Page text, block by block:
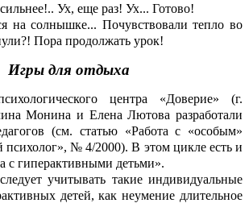
Ух, еще раз! Ух... Готово!
на солнышке... Почувствовали тепло во
Пора продолжать урок!
Игры для отдыха
центра «Доверие» (г.
Монина и Елена Лютова разработали
(см. статью «Работа с «особым»
№ 4/2000). В этом цикле есть и
с гиперактивными детьми».
учитывать такие индивидуальные
детей, как неумение длительное